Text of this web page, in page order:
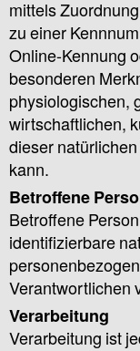
mittels
zu einer
Online-Kennung
besonderen
physiologischen,
wirtschaftlichen,
dieser
kann.
Betroffene
Betroffene
identifizierbare
Verantwortlichen
Verarbeitung
Verarbeitung ist